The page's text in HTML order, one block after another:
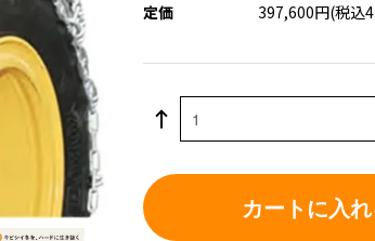
定価
397,600円(税込
カートに入